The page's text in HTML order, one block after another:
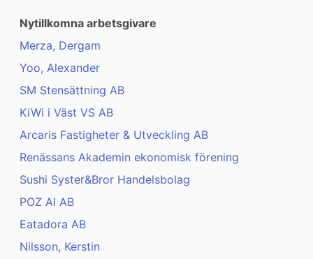
Nytillkomna arbetsgivare
Merza, Dergam
Yoo, Alexander
SM Stensättning AB
KiWi i Väst VS AB
Arcaris Fastigheter & Utveckling AB
Renässans Akademin ekonomisk förening
Sushi Syster&Bror Handelsbolag
POZ AI AB
Eatadora AB
Nilsson, Kerstin